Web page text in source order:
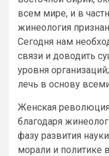
всем мире, и в
жинеология
Сегодня нам
связи и доводить
уровня
лечь в основу
Женская
благодаря
фазу развития
морали и политике